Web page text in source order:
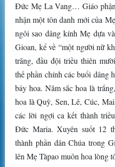
Đức Mẹ La Vang… Giáo
nhận một tôn danh mới của
ngôi sao dâng kính Mẹ dựa
Gioan, kể về “một người nữ
trăng, đầu đội triều thiên
thế phần chính các buổi dâng
bảy hoa. Năm sắc hoa là
hoa là Quỳ, Sen, Lê, Cúc,
các lời ngợi ca kết thành
Đức Maria. Xuyên suốt 12
thành phần dân Chúa trong
lên Mẹ Tàpao muôn hoa lòng